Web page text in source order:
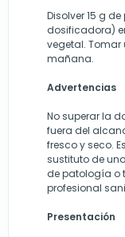
Disolver 15 g
dosificadora)
vegetal. Tomar
mañana.
Advertencias
No superar la
fuera del
fresco y seco.
sustituto de
de patología o
profesional
Presentación